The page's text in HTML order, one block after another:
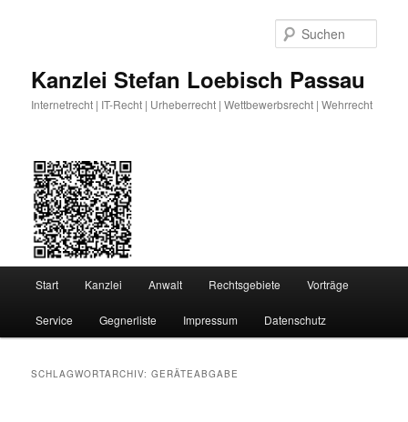
Kanzlei Stefan Loebisch Passau
Internetrecht | IT-Recht | Urheberrecht | Wettbewerbsrecht | Wehrrecht
Start Kanzlei Anwalt Rechtsgebiete Vorträge
Service Gegnerliste Impressum Datenschutz
SCHLAGWORTARCHIV:GERÄTEABGABE